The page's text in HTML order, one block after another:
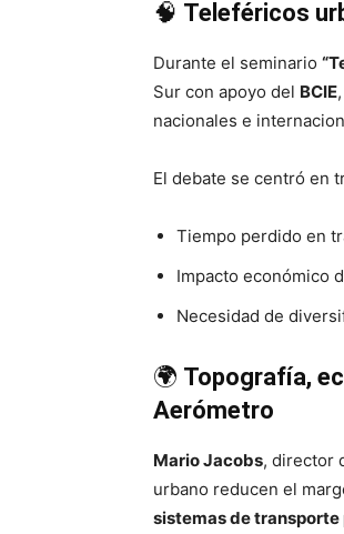
🧠 Teleféricos
Durante el seminario
Sur con apoyo del BCIE
nacionales e
El debate se centró en
Tiempo perdido en
Impacto económico
Necesidad de
🌍 Topografía,
Aerómetro
Mario Jacobs, director
urbano reducen el
sistemas de transporte